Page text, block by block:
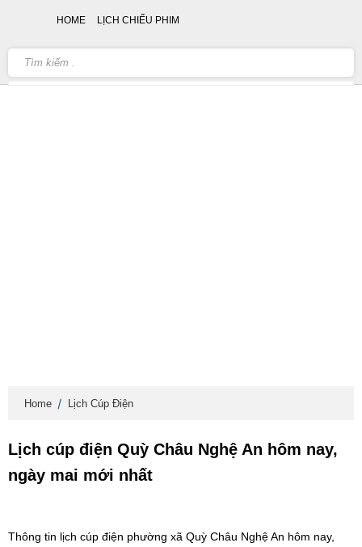
Home Lịch Cúp Điện
Lịch cúp điện Quỳ Châu Nghệ An hôm nay,
ngày mai mới nhất
Thông tin lịch cúp điện phường xã Quỳ Châu Nghệ An hôm nay,
HOME LỊCH CHIẾU PHIM